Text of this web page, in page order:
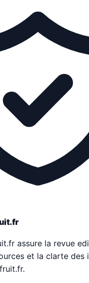
assure la revue
et la clarte des